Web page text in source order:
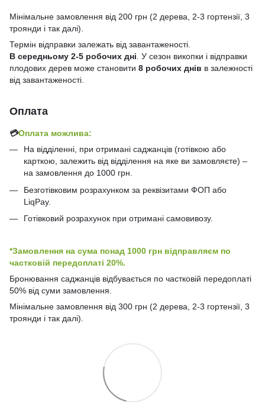
Мінімальне замовлення від 200 грн (2 дерева, 2-3 гортензії, 3
троянди і так далі).
Термін відправки залежать від завантаженості.
В середньому 2-5 робочих дні . У сезон викопки і відправки
плодових дерев може становити 8 робочих днів в залежності
від завантаженості.
Оплата
💳Оплата можлива:
На відділенні, при отримані саджанців (готівкою або
карткою, залежить від відділення на яке ви замовляєте) –
на замовлення до 1000 грн.
Безготівковим розрахунком за реквізитами ФОП або
LiqPay.
Готівковий розрахунок при отримані самовивозу.
*Замовлення на сума понад 1000 грн відправляєм по
частковій передоплаті 20%.
Бронювання саджанців відбувається по частковій передоплаті
50% від суми замовлення.
Мінімальне замовлення від 300 грн (2 дерева, 2-3 гортензії, 3
троянди і так далі).